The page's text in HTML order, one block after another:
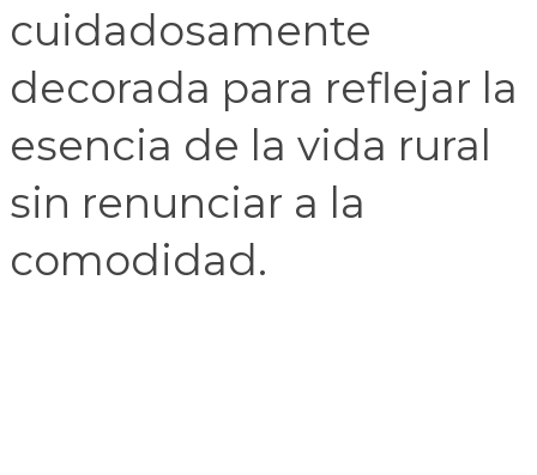
cuidadosamente
decorada para reflejar la
esencia de la vida rural
sin renunciar a la
comodidad.